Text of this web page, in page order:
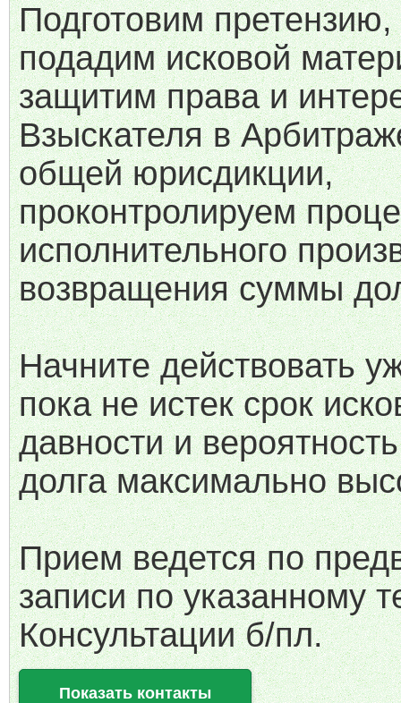
Подготовим
подадим исковой
защитим права и
Взыскателя в
общей юрисдикции,
проконтролируем
исполнительного
возвращения суммы
Начните действовать
пока не истек срок
давности и
долга максимально
Прием ведется по
записи по указанному
Консультации б/пл.
Показать контакты